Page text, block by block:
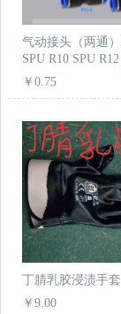
气动接头（两通
SPU R10 SPU
R16
￥0.75
丁腈乳胶浸渍手套
￥9.00